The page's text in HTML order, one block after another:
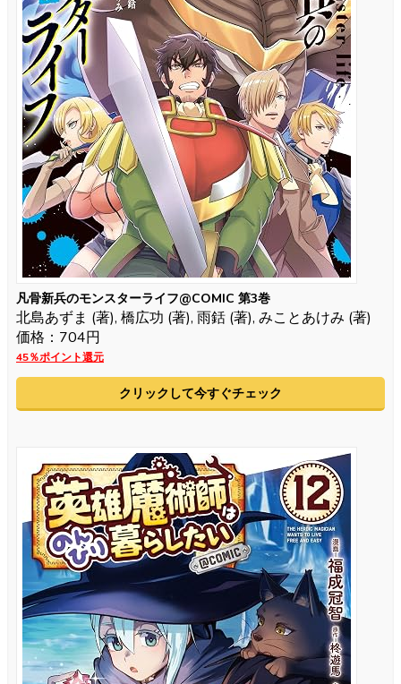
凡骨新兵のモンスターライフ@COMIC 第3巻
北島あずま (著), 橋広功 (著), 雨銛 (著), みことあけみ (著)
価格：704円
45％ポイント還元
クリックして今すぐチェック